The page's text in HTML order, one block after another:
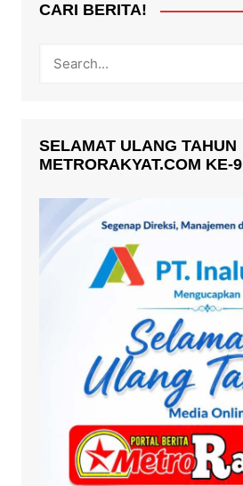
CARI BERITA!
SELAMAT ULANG TAHUN
METRORAKYAT.COM KE-9